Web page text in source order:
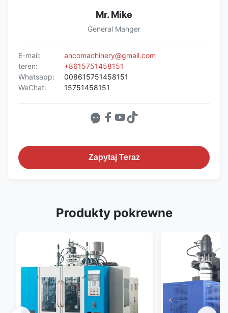
Mr. Mike
General Manger
E-mail:
ancomachinery@gmail.com
teren:
+8615751458151
Whatsapp:
008615751458151
WeChat:
15751458151
Zapytaj Teraz
Produkty pokrewne